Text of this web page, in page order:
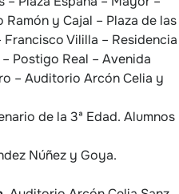
y Cajal – Plaza de las
Vililla – Residencia
Postigo Real – Avenida
– Auditorio Arcón Celia y
de la 3ª Edad. Alumnos
Núñez y Goya.